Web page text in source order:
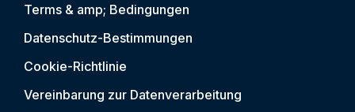
Terms & amp; Bedingungen
Datenschutz-Bestimmungen
Cookie-Richtlinie
Vereinbarung zur Datenverarbeitung